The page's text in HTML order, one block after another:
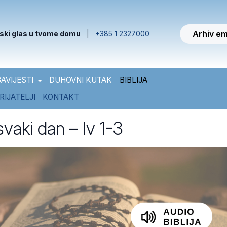
glas u tvome domu +385 1 2327000 Arhiv
DUHOVNI KUTAK
BIBLIJA
KONTAKT
dan – Iv 1-3